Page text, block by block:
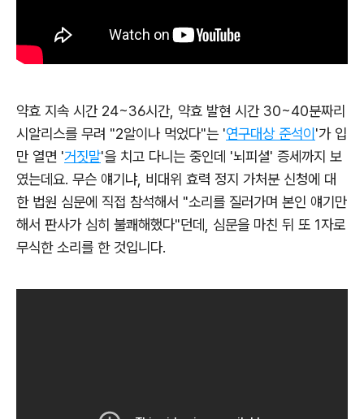
약효 지속 시간 24~36시간, 약효 발현 시간 30~40분짜리
시알리스를 무려 "2알이나 먹었다"는 '연구대상 준석이 '가 입
만 열면 '거짓말'을 치고 다니는 중인데 '뇌피셜' 증세까지 보
였는데요. 무슨 얘기냐, 비대위 효력 정지 가처분 신청에 대
한 법원 심문에 직접 참석해서 "소리를 질러가며 본인 얘기만
해서 판사가 심히 불쾌해했다"던데, 심문을 마친 뒤 또 1자로
무식한 소리를 한 것입니다.